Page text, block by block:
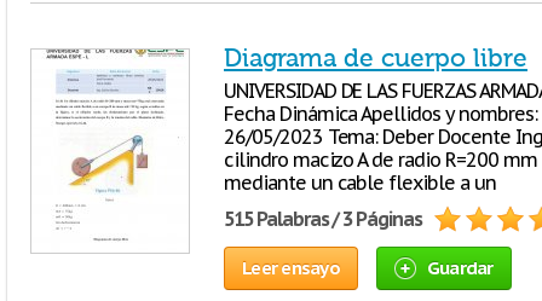
Diagrama de cuerpo libre
UNIVERSIDAD DE LAS FUERZAS
Fecha Dinámica Apellidos y
26/05/2023 Tema: Deber Docente
cilindro macizo A de radio R=200
mediante un cable flexible a un
515 Palabras / 3 Páginas
Leer ensayo Guardar